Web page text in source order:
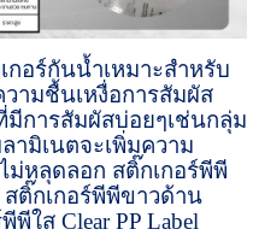
กอร์กันน้ำเหมาะสำหรับ
ามชื้นเหงื่อการสัมผัส
การสัมผัสบ่อยๆเช่นกลุ่ม
ามิเนตจะเพิ่มความ
ม่หลุดลอก สติ๊กเกอร์พีพี
สติ๊กเกอร์พีพีขาวด้าน
พีใส Clear PP Label